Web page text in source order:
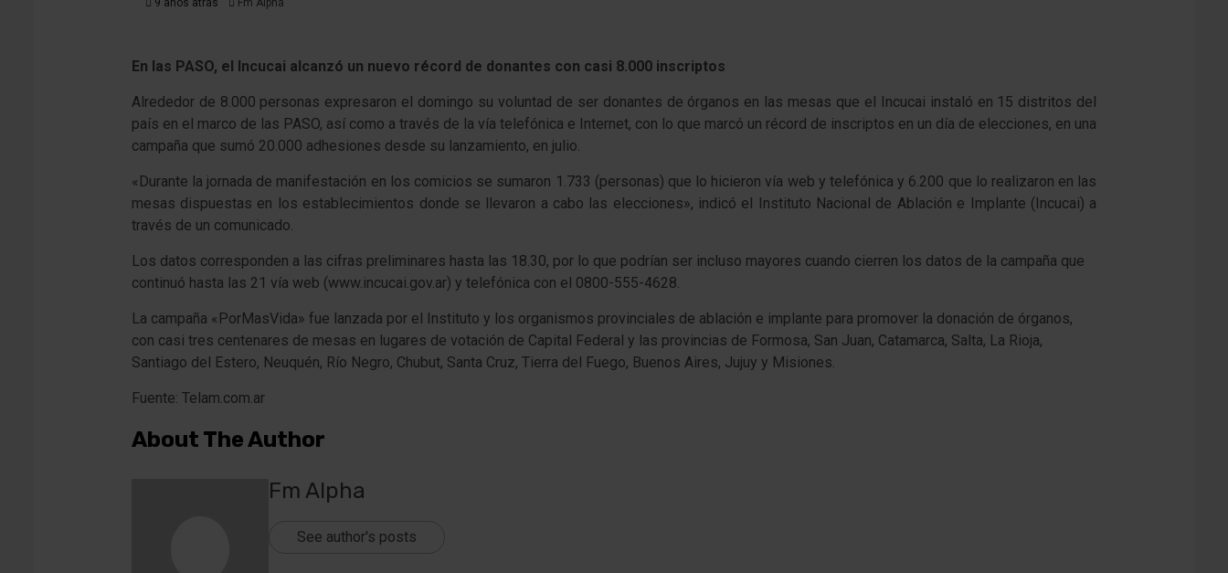
9 años atrás Fm Alpha
En las PASO, el Incucai alcanzó un nuevo récord de donantes con casi 8.000 inscriptos
Alrededor de 8.000 personas expresaron el domingo su voluntad de ser donantes de órganos en las mesas que el Incucai instaló en 15 distritos del
país en el marco de las PASO, así como a través de la vía telefónica e Internet, con lo que marcó un récord de inscriptos en un día de elecciones, en una
campaña que sumó 20.000 adhesiones desde su lanzamiento, en julio.
«Durante la jornada de manifestación en los comicios se sumaron 1.733 (personas) que lo hicieron vía web y telefónica y 6.200 que lo realizaron en las
mesas dispuestas en los establecimientos donde se llevaron a cabo las elecciones», indicó el Instituto Nacional de Ablación e Implante (Incucai) a
través de un comunicado.
Los datos corresponden a las cifras preliminares hasta las 18.30, por lo que podrían ser incluso mayores cuando cierren los datos de la campaña que
continuó hasta las 21 vía web (www.incucai.gov.ar) y telefónica con el 0800-555-4628.
La campaña «PorMasVida» fue lanzada por el Instituto y los organismos provinciales de ablación e implante para promover la donación de órganos,
con casi tres centenares de mesas en lugares de votación de Capital Federal y las provincias de Formosa, San Juan, Catamarca, Salta, La Rioja,
Santiago del Estero, Neuquén, Río Negro, Chubut, Santa Cruz, Tierra del Fuego, Buenos Aires, Jujuy y Misiones.
Fuente: Telam.com.ar
About The Author
Fm Alpha
See author's posts